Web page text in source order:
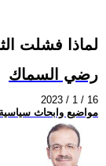
لماذا فشلت
رضي السماك
2023 / 1 / 16
مواضيع وابحاث سياسية